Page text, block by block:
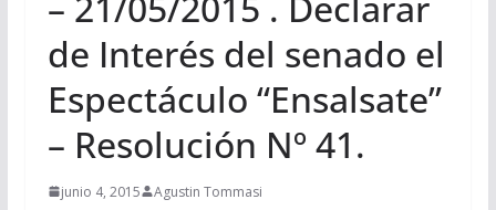
de Interés del senado el
Espectáculo “Ensalsate”
– Resolución Nº 41.
junio 4, 2015 Agustin Tommasi